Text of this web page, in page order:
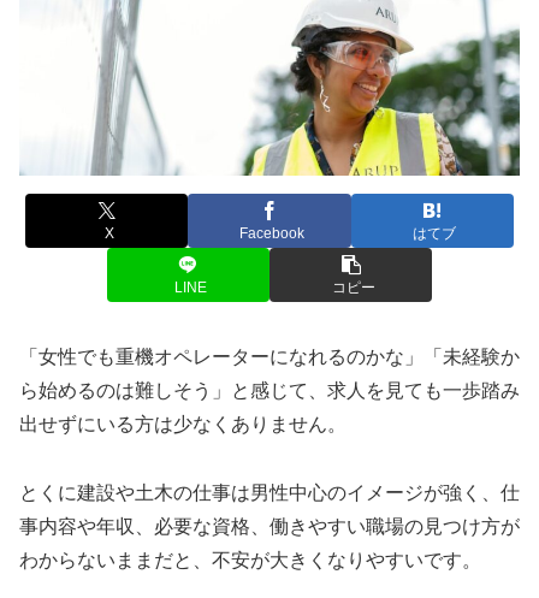
X Facebook はてブ
LINE コピー
「女性でも重機オペレーターになれるのかな」「未経験か
ら始めるのは難しそう」と感じて、求人を見ても一歩踏み
出せずにいる方は少なくありません。
とくに建設や土木の仕事は男性中心のイメージが強く、仕
事内容や年収、必要な資格、働きやすい職場の見つけ方が
わからないままだと、不安が大きくなりやすいです。